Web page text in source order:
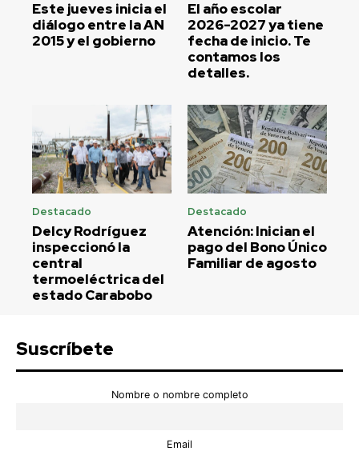
Este jueves inicia el
diálogo entre la AN
2015 y el gobierno
El año escolar
2026-2027 ya tiene
fecha de inicio. Te
contamos los
detalles.
Destacado
Delcy Rodríguez
inspeccionó la
central
termoeléctrica del
estado Carabobo
Destacado
Atención: Inician el
pago del Bono Único
Familiar de agosto
Suscríbete
Nombre o nombre completo
Email